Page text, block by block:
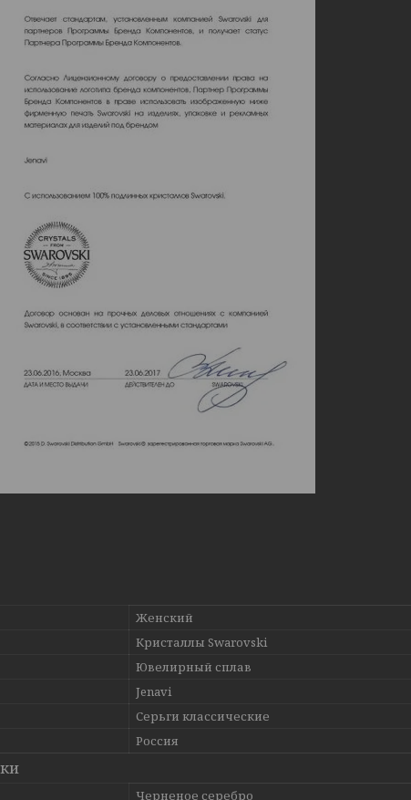
Женский
Кристаллы Swarovski
Ювелирный сплав
Jenavi
Серьги классические
Россия
Черненое серебро